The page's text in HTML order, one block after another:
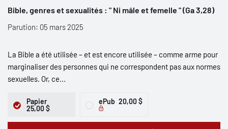
Bible, genres et sexualités : " Ni mâle et femelle " (Ga 3,28)
Parution: 05 mars 2025
La Bible a été utilisée – et est encore utilisée – comme arme pour
marginaliser des personnes qui ne correspondent pas aux normes
sexuelles. Or, ce...
Papier
25,00 $
ePub 20,00 $